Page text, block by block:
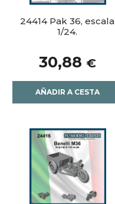
24414 Pak 36, escala
1/24.
30,88 €
AÑADIR A CESTA